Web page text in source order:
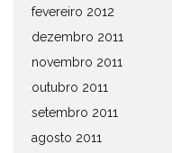
fevereiro 2012
dezembro 2011
novembro 2011
outubro 2011
setembro 2011
agosto 2011